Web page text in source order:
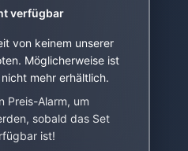
verfügbar
von keinem unserer
Möglicherweise ist
mehr erhältlich.
Preis-Alarm, um
sobald das Set
ist!